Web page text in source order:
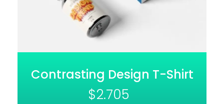
Contrasting Design T-Shirt
$2.705